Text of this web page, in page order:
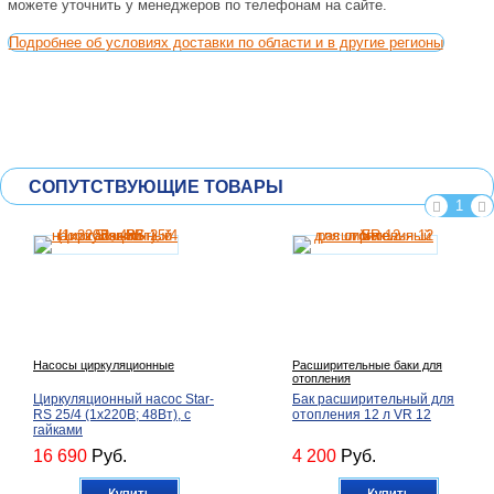
можете уточнить у менеджеров по телефонам на сайте.
Подробнее об условиях доставки по области и в другие регионы
СОПУТСТВУЮЩИЕ ТОВАРЫ
1
Насосы циркуляционные
Циркуляционный насос Star-
RS 25/4 (1х220В; 48Вт), с
гайками
16 690 Руб.
Расширительные баки для
отопления
Бак расширительный для
отопления 12 л VR 12
4 200 Руб.